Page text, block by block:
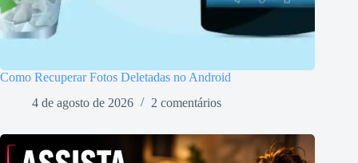
Como Recuperar Fotos Deletadas no Android
4 de agosto de 2026
2 comentários